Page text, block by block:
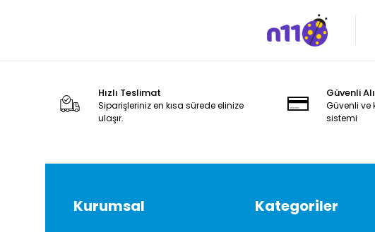
Hızlı Teslimat
Siparişleriniz en kısa sürede elinize
ulaşır.
Güvenli
Güvenli ve
sistemi
Kurumsal Kategoriler